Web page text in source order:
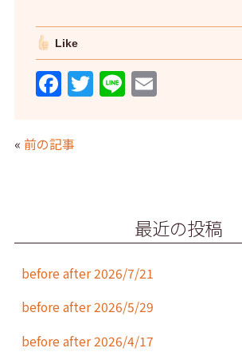
Like
F
c
e
o
k
T Li E
« 前の記事
最近の投稿
before after 2026/7/21
before after 2026/5/29
before after 2026/4/17